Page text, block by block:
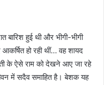
हुई थी और भीगी-भीगी
हो रही थीं… वह शायद
के ऐसे राम को देखने आए जा रहे
में सदैव समाहित है। बेशक यह